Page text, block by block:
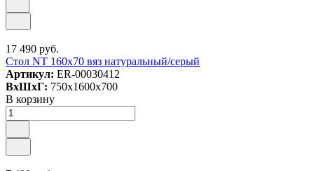
17 490 руб.
Стол NT 160x70 вяз натуральный/серый
Артикул: ER-00030412
ВxШxГ: 750x1600x700
В корзину